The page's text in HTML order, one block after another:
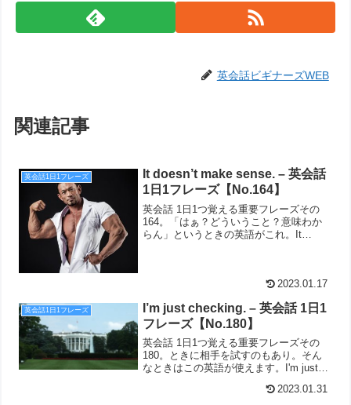
英会話ビギナーズWEB
関連記事
英会話1日1フレーズ
It doesn’t make sense. – 英会話
1日1フレーズ【No.164】
英会話 1日1つ覚える重要フレーズその
164。「はぁ？どういうこと？意味わか
らん」というときの英語がこれ。It
2023.01.17
英会話1日1フレーズ
I’m just checking. – 英会話 1日1
フレーズ【No.180】
英会話 1日1つ覚える重要フレーズその
180。ときに相手を試すのもあり。そん
なときはこの英語が使えます。I'm just
2023.01.31